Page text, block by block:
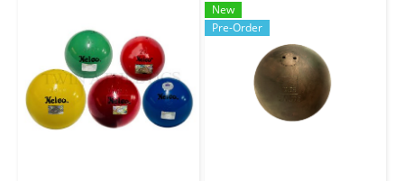
New
Pre-Order